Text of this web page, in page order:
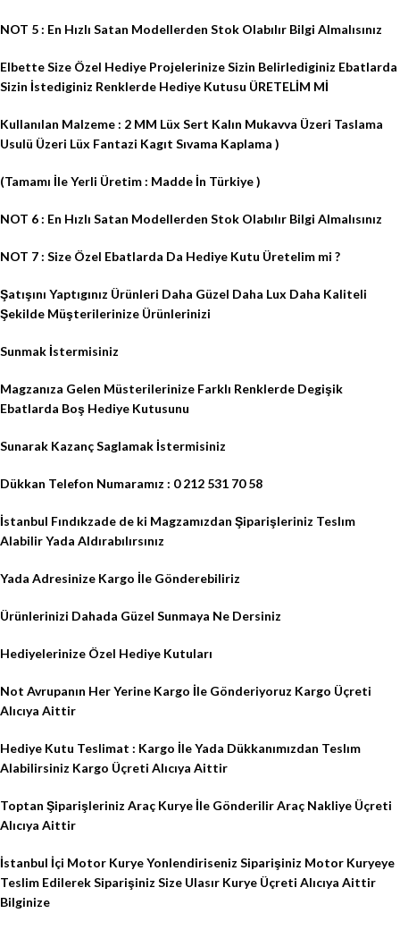
NOT 5 : En Hızlı Satan Modellerden Stok Olabılır Bilgi Almalısınız
Elbette Size Özel Hediye Projelerinize Sizin Belirlediginiz Ebatlarda
Sizin İstediginiz Renklerde Hediye Kutusu ÜRETELİM Mİ
Kullanılan Malzeme : 2 MM Lüx Sert Kalın Mukavva Üzeri Taslama
Usulü Üzeri Lüx Fantazi Kagıt Sıvama Kaplama )
(Tamamı İle Yerli Üretim : Madde İn Türkiye )
NOT 6 : En Hızlı Satan Modellerden Stok Olabılır Bilgi Almalısınız
NOT 7 : Size Özel Ebatlarda Da Hediye Kutu Üretelim mi ?
Şatışını Yaptıgınız Ürünleri Daha Güzel Daha Lux Daha Kaliteli
Şekilde Müşterilerinize Ürünlerinizi
Sunmak İstermisiniz
Magzanıza Gelen Müsterilerinize Farklı Renklerde Degişik
Ebatlarda Boş Hediye Kutusunu
Sunarak Kazanç Saglamak İstermisiniz
Dükkan Telefon Numaramız : 0 212 531 70 58
İstanbul Fındıkzade de ki Magzamızdan Şiparişleriniz Teslım
Alabilir Yada Aldırabılırsınız
Yada Adresinize Kargo İle Gönderebiliriz
Ürünlerinizi Dahada Güzel Sunmaya Ne Dersiniz
Hediyelerinize Özel Hediye Kutuları
Not Avrupanın Her Yerine Kargo İle Gönderiyoruz Kargo Üçreti
Alıcıya Aittir
Hediye Kutu Teslimat : Kargo İle Yada Dükkanımızdan Teslım
Alabilirsiniz Kargo Üçreti Alıcıya Aittir
Toptan Şiparişleriniz Araç Kurye İle Gönderilir Araç Nakliye Üçreti
Alıcıya Aittir
İstanbul İçi Motor Kurye Yonlendiriseniz Siparişiniz Motor Kuryeye
Teslim Edilerek Siparişiniz Size Ulasır Kurye Üçreti Alıcıya Aittir
Bilginize